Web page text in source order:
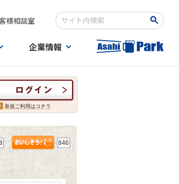
様相談室
検索キーワード入力
企業情報
新規ご利用はコチラ
846